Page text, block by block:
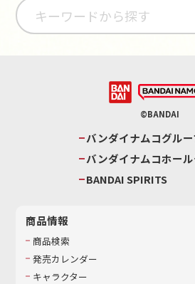
©BANDAI
バンダイナムコグル
バンダイナムコホー
BANDAI SPIRITS
商品情報
商品検索
発売カレンダー
キャラクター